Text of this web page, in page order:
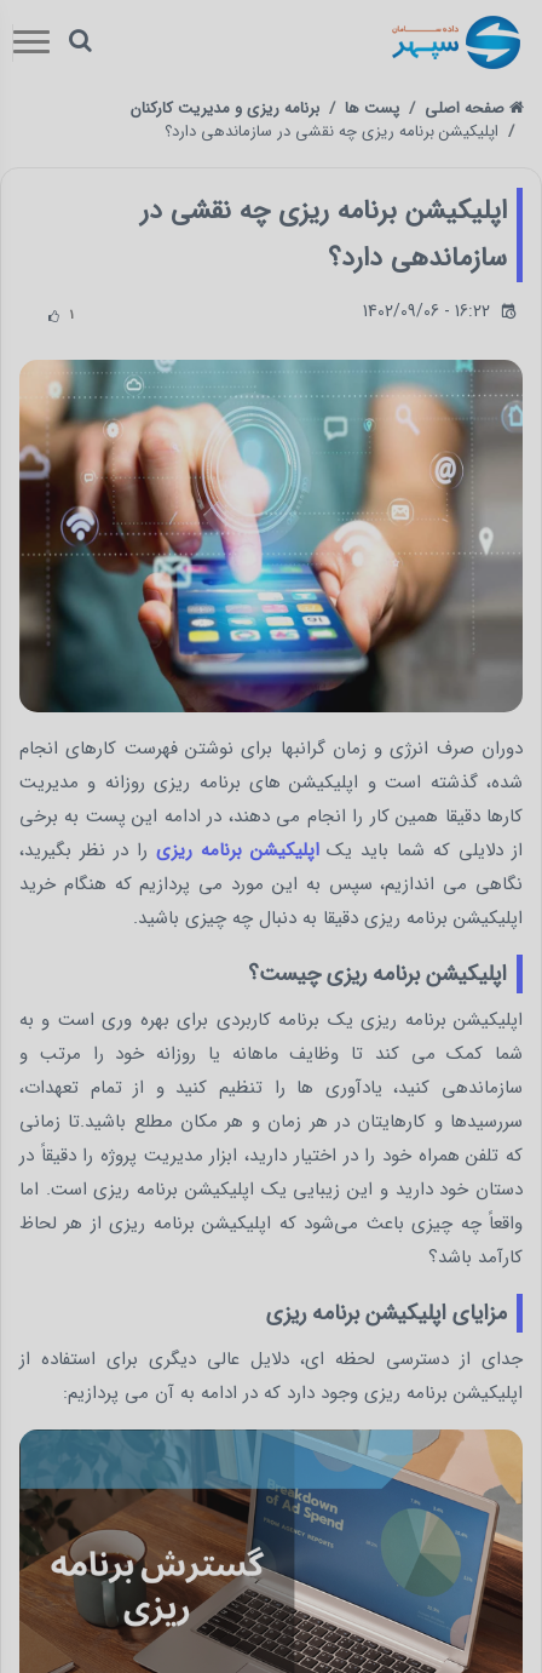
صفحه اصلی پست ها
برنامه ریزی و مدیریت کارکنان
اپلیکیشن برنامه ریزی چه نقشی در سازماندهی دارد؟
اپلیکیشن برنامه ریزی چه نقشی در
سازماندهی دارد؟
1 1402/09/06 - 16:22
دوران صرف انرژی و زمان گرانبها برای نوشتن فهرست کارهای انجام
شده، گذشته است و اپلیکیشن های برنامه ریزی روزانه و مدیریت
کارها دقیقا همین کار را انجام می دهند، در ادامه این پست به برخی
از دلایلی که شما باید یکاپلیکیشن برنامه ریزی را در نظر بگیرید،
نگاهی می اندازیم، سپس به این مورد می پردازیم که هنگام خرید
اپلیکیشن برنامه ریزی دقیقا به دنبال چه چیزی باشید.
اپلیکیشن برنامه ریزی چیست؟
اپلیکیشن برنامه ریزی یک برنامه کاربردی برای بهره وری است و به
شما کمک می کند تا وظایف ماهانه یا روزانه خود را مرتب و
سازماندهی کنید، یادآوری ها را تنظیم کنید و از تمام تعهدات،
سررسیدها و کارهایتان در هر زمان و هر مکان مطلع باشید.تا زمانی
که تلفن همراه خود را در اختیار دارید، ابزار مدیریت پروژه را دقیقاً در
دستان خود دارید و این زیبایی یک اپلیکیشن برنامه ریزی است. اما
واقعاً چه چیزی باعث می‌شود که اپلیکیشن برنامه‌ ریزی از هر لحاظ
کارآمد باشد؟
مزایای اپلیکیشن برنامه ریزی
جدای از دسترسی لحظه ای، دلایل عالی دیگری برای استفاده از
اپلیکیشن برنامه ریزی وجود دارد که در ادامه به آن می پردازیم: